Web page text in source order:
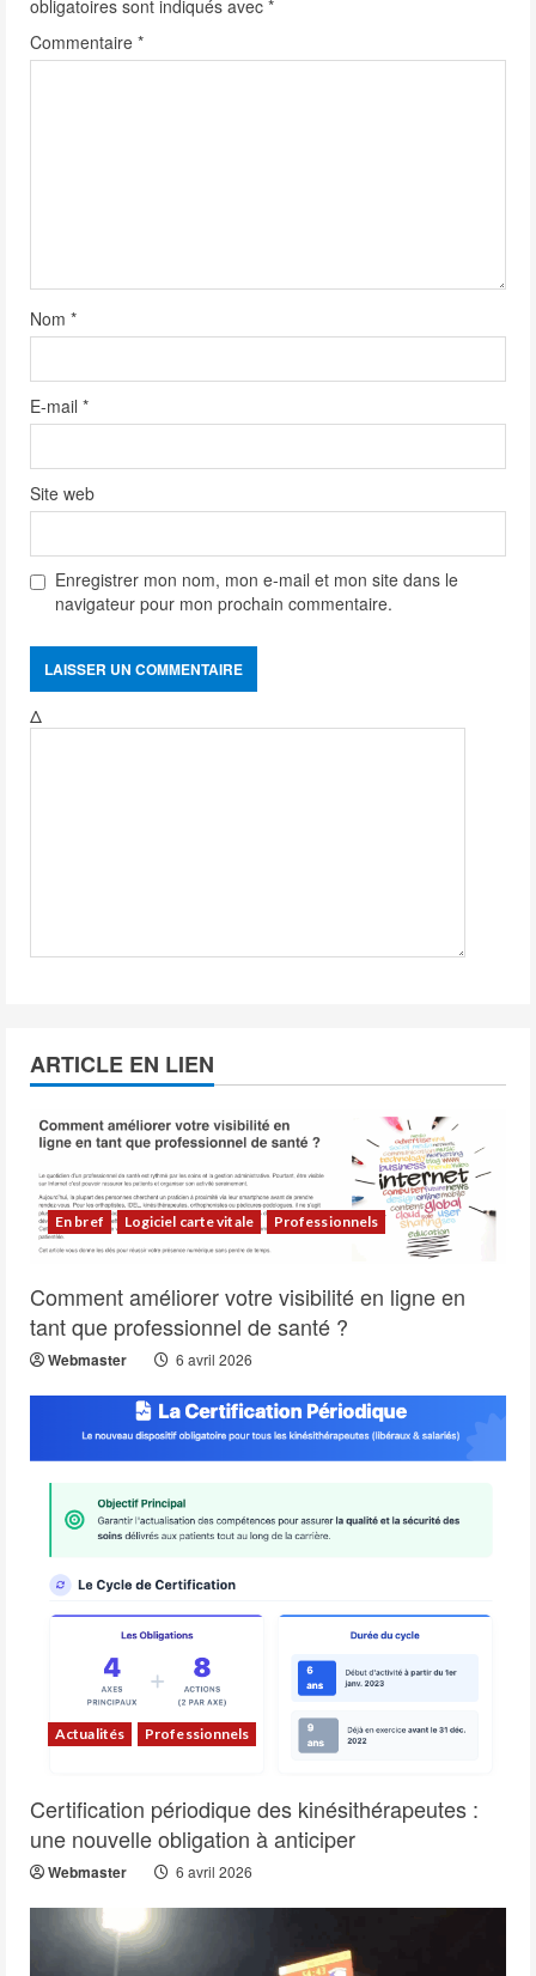
R
e
obligatoires sont indiqués avec *
Commentaire *
Nom *
E-mail *
Site web
Enregistrer mon nom, mon e-mail et mon site dans le
navigateur pour mon prochain commentaire.
Δ
ARTICLE EN LIEN
En bref Logiciel carte vitale Professionnels
Comment améliorer votre visibilité en ligne en
tant que professionnel de santé ?
Webmaster 6 avril 2026
Actualités Professionnels
Certification périodique des kinésithérapeutes :
une nouvelle obligation à anticiper
Webmaster 6 avril 2026